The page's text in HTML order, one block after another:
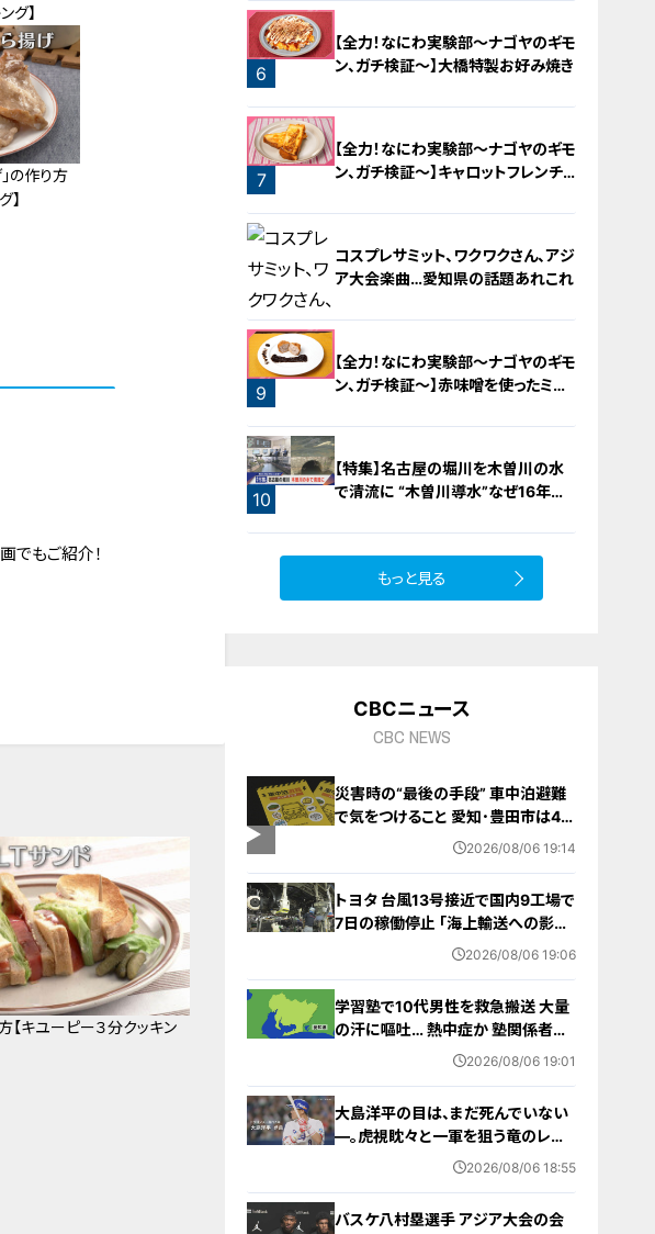
グ】
の作り方
】
でもご紹介！
【キユーピー３分クッキン
6
【全力！なにわ実験部～ナゴヤのギモ
ン、ガチ検証～】大橋特製お好み焼き
7
【全力！なにわ実験部～ナゴヤのギモ
ン、ガチ検証～】キャロットフレンチ
8
コスプレサミット、ワクワクさん、アジ
ア大会楽曲…愛知県の話題あれこれ
9
【全力！なにわ実験部～ナゴヤのギモ
ン、ガチ検証～】赤味噌を使ったミル
10
【特集】名古屋の堀川を木曽川の水
で清流に “木曽川導水”なぜ16年ぶ
もっと見る
CBCニュース
CBC NEWS
災害時の“最後の手段” 車中泊避難
で気をつけること 愛知･豊田市は4年
前からマニュアル作成 最悪の場合2026/08/06 19:14
トヨタ 台風13号接近で国内9工場で
7日の稼働停止 ｢海上輸送への影響
を踏まえ判断｣ 夏季連休明けの17日
2026/08/06 19:06
学習塾で10代男性を救急搬送 大量
の汗に嘔吐… 熱中症か 塾関係者が
消防に通報 名古屋 2026/08/06 19:01
大島洋平の目は、まだ死んでいない
―。虎視眈々と一軍を狙う竜のレジ
ェンドが明かした現状とドラゴンズ
2026/08/06 18:55
バスケ八村塁選手 アジア大会の会